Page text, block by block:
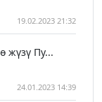
19.02.2023 21:32
жүзү Пу...
24.01.2023 14:39